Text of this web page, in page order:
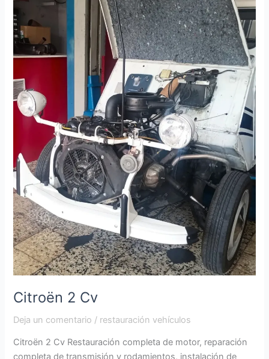
Citroën 2 Cv
Deja un comentario / restauración vehículos
Citroën 2 Cv Restauración completa de motor, reparación
completa de transmisión y rodamientos, instalación de
Cv